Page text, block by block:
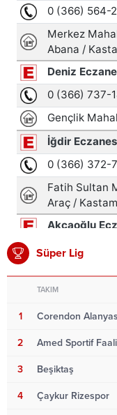
Süper Lig
TAKIM
1 Corendon
2 Amed Sportif
3 Beşiktaş
4 Çaykur Rizespor